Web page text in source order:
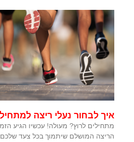
איך לבחור נעלי ריצה
מתחילים לרוץ? מעולה! עכשיו הגיע
הריצה המושלם שיתמוך בכל צעד